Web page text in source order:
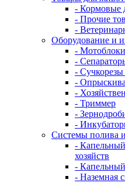
- Кормовые
- Прочие
-
Оборудование и
-
-
-
-
-
- Триммер
-
-
Системы полива
-
хозяйств
-
- Наземная